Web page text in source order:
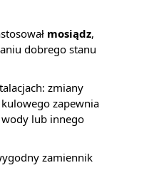
mosiądz,
dobrego stanu
zmiany
zapewnia
wody lub innego
zamiennik